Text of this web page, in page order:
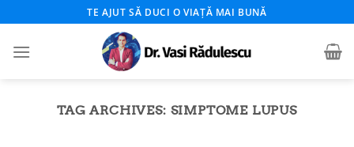
to
content
TE AJUT SĂ DUCI O VIAȚĂ MAI BUNĂ
TAG ARCHIVES: SIMPTOME LUPUS